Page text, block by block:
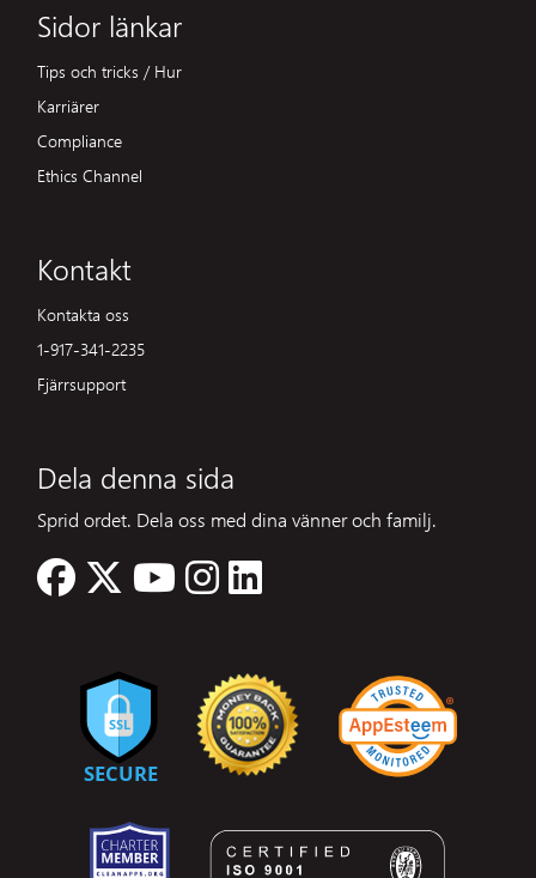
Sidor länkar
Tips och tricks / Hur
Karriärer
Compliance
Ethics Channel
Kontakt
Kontakta oss
1-917-341-2235
Fjärrsupport
Dela denna sida
Sprid ordet. Dela oss med dina vänner och familj.